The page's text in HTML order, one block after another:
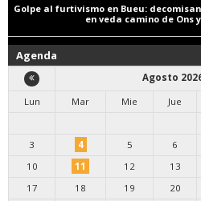
Golpe al furtivismo en Bueu:
en veda camino de Ons
Agenda
Agosto
Lun
Mar Mie Jue
3
4 5 6
10
11 12 13
17
18 19 20